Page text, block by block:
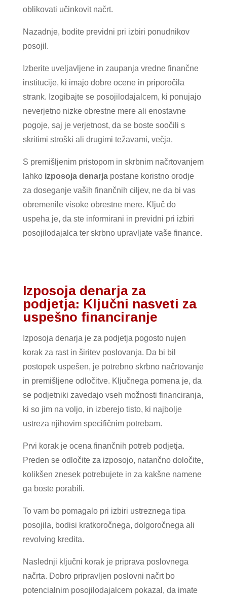
oblikovati učinkovit načrt.
Nazadnje, bodite previdni pri izbiri ponudnikov
posojil.
Izberite uveljavljene in zaupanja vredne finančne
institucije, ki imajo dobre ocene in priporočila
strank. Izogibajte se posojilodajalcem, ki ponujajo
neverjetno nizke obrestne mere ali enostavne
pogoje, saj je verjetnost, da se boste soočili s
skritimi stroški ali drugimi težavami, večja.
S premišljenim pristopom in skrbnim načrtovanjem
lahko izposoja denarjapostane koristno orodje
za doseganje vaših finančnih ciljev, ne da bi vas
obremenile visoke obrestne mere. Ključ do
uspeha je, da ste informirani in previdni pri izbiri
posojilodajalca ter skrbno upravljate vaše finance.
Izposoja denarja za
podjetja: Ključni nasveti za
uspešno financiranje
Izposoja denarja je za podjetja pogosto nujen
korak za rast in širitev poslovanja. Da bi bil
postopek uspešen, je potrebno skrbno načrtovanje
in premišljene odločitve. Ključnega pomena je, da
se podjetniki zavedajo vseh možnosti financiranja,
ki so jim na voljo, in izberejo tisto, ki najbolje
ustreza njihovim specifičnim potrebam.
Prvi korak je ocena finančnih potreb podjetja.
Preden se odločite za izposojo, natančno določite,
kolikšen znesek potrebujete in za kakšne namene
ga boste porabili.
To vam bo pomagalo pri izbiri ustreznega tipa
posojila, bodisi kratkoročnega, dolgoročnega ali
revolving kredita.
Naslednji ključni korak je priprava poslovnega
načrta. Dobro pripravljen poslovni načrt bo
potencialnim posojilodajalcem pokazal, da imate